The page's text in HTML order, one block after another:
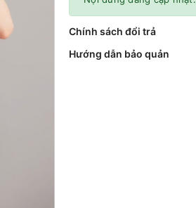
Chính sách đổi trả
Hướng dẫn bảo quản